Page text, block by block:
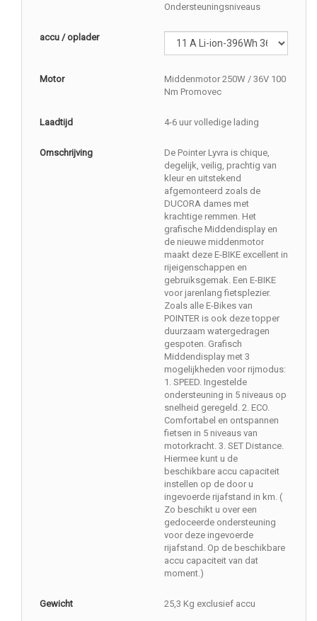
Ondersteuningsniveaus
accu / oplader
Motor
Middenmotor 250W / 36V 100
Nm Promovec
Laadtijd 4-6 uur volledige lading
Omschrijving
De Pointer Lyvra is chique,
degelijk, veilig, prachtig van
kleur en uitstekend
afgemonteerd zoals de
DUCORA dames met
krachtige remmen. Het
grafische Middendisplay en
de nieuwe middenmotor
maakt deze E-BIKE excellent in
rijeigenschappen en
gebruiksgemak. Een E-BIKE
voor jarenlang fietsplezier.
Zoals alle E-Bikes van
POINTER is ook deze topper
duurzaam watergedragen
gespoten. Grafisch
Middendisplay met 3
mogelijkheden voor rijmodus:
1. SPEED. Ingestelde
ondersteuning in 5 niveaus op
snelheid geregeld. 2. ECO.
Comfortabel en ontspannen
fietsen in 5 niveaus van
motorkracht. 3. SET Distance.
Hiermee kunt u de
beschikbare accu capaciteit
instellen op de door u
ingevoerde rijafstand in km. (
Zo beschikt u over een
gedoceerde ondersteuning
voor deze ingevoerde
rijafstand. Op de beschikbare
accu capaciteit van dat
moment.)
Gewicht 25,3 Kg exclusief accu